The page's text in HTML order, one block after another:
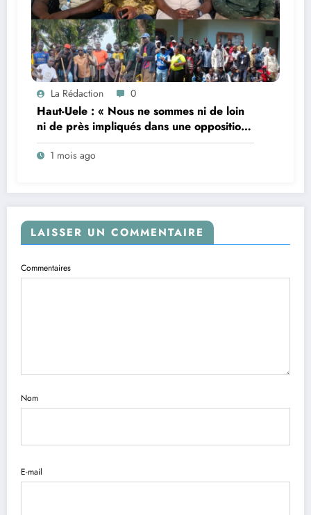
La Rédaction 0
Haut-Uele : « Nous ne sommes ni de loin
ni de près impliqués dans une opposition
au projet de changement de la
Constitution ; nos revendications sont
1 mois ago
LAISSER UN COMMENTAIRE
Commentaires
Nom
E-mail